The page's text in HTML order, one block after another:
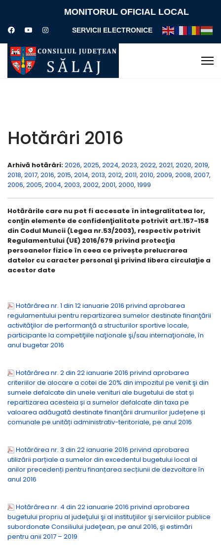
MONITORUL OFICIAL LOCAL
SERVICII ELECTRONICE
Hotărâri 2016
Arhivă hotărâri:2026, 2025, 2024, 2023, 2022, 2021, 2020, 2019,
2018, 2017, 2016, 2015, 2014, 2013, 2012, 2011, 2010, 2009, 2008, 2007,
2006, 2005, 2004, 2003, 2002, 2001, 2000, 1999
Hotărârile care nu pot fi accesate în integralitatea lor,
conţin elemente de confidenţialitate potrivit art.157-158
din Codul Muncii (Legea nr.53/2003), respectiv potrivit
Regulamentului (UE) 2016/679 privind protecţia
persoanelor fizice în ceea ce privește prelucrarea
datelor cu caracter personal şi privind libera circulaţie a
acestor date
Hotărârea nr. 1 din 12 ianuarie 2016 privind aprobarea
regulamentului pentru repartizarea sumelor destinate finanţării
activităţilor de performanţă a structurilor sportive locale,
participante la competiţiile naţionale şi/sau internaţionale, în
anul bugetar 2016
Hotărârea nr. 2 din 22 ianuarie 2016 privind aprobarea
criteriilor de alocare a cotei de 20% din impozitul pe venit şi din
sumele defalcate din unele venituri ale bugetului de stat și
repartizarea acesteia și a sumelor defalcate din taxa pe
valoarea adăugată destinate finanţării drumurilor județene și
comunale pe unități administrativ-teritoriale, pe anul 2016
Hotărârea nr. 3 din 22 ianuarie 2016 privind aprobarea
utilizării parțiale a sumelor din excedentul bugetului local al
anilor precedenți pentru finanțarea secțiunii de dezvoltare în
anul 2016
Hotărârea nr. 4 din 22 ianuarie 2016 privind aprobarea
bugetului propriu al judeţului şi al instituţiilor şi serviciilor publice
subordonate Consiliului judeţean, pe anul 2016, şi estimări
pentru anii 2017 – 2019